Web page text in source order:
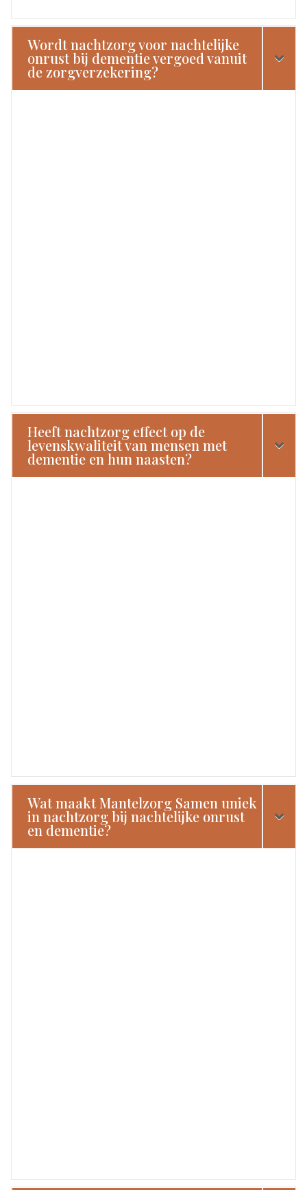
Wordt nachtzorg voor nachtelijke
onrust bij dementie vergoed vanuit
de zorgverzekering?
Heeft nachtzorg effect op de
levenskwaliteit van mensen met
dementie en hun naasten?
Wat maakt Mantelzorg Samen uniek
in nachtzorg bij nachtelijke onrust
en dementie?